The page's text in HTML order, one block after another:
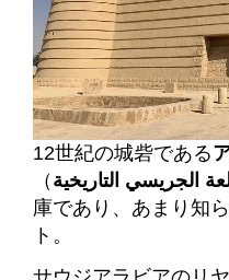
12世紀の城砦である
（ الجريسي التاريخية
庫であり、あまり知
ト。